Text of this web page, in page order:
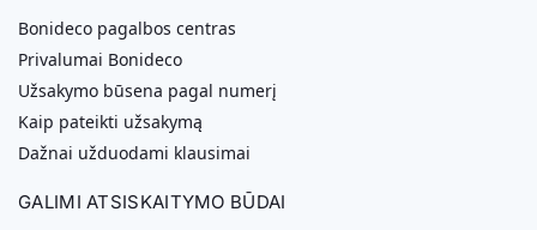
Bonideco pagalbos centras
Privalumai Bonideco
Užsakymo būsena pagal numerį
Kaip pateikti užsakymą
Dažnai užduodami klausimai
GALIMI ATSISKAITYMO BŪDAI